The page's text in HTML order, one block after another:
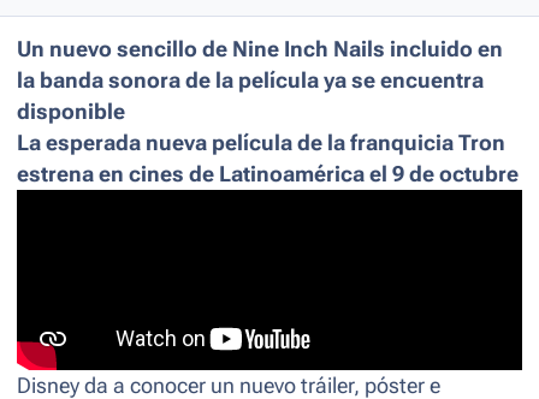
Un nuevo sencillo de Nine Inch Nails incluido en
la banda sonora de la película ya se encuentra
disponible
La esperada nueva película de la franquicia Tron
estrena en cines de Latinoamérica el 9 de octubre
Disney da a conocer un nuevo tráiler, póster e